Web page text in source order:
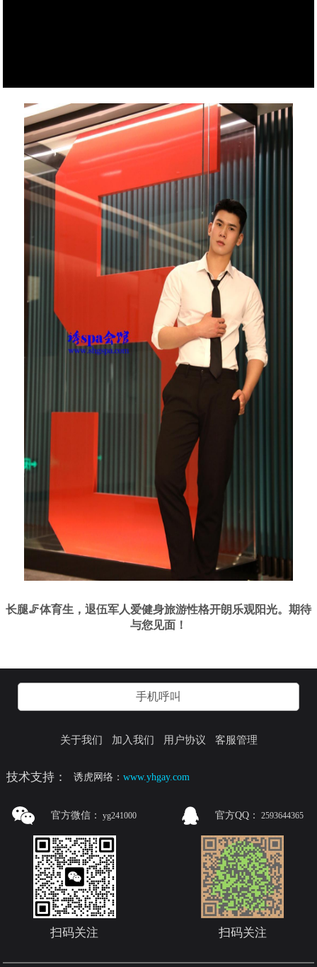
长腿🦵体育生，退伍军人爱健身旅游性格开朗乐观阳光。期待
与您见面！
手机呼叫
关于我们 加入我们 用户协议 客服管理
技术支持： 诱虎网络：www.yhgay.com
官方微信： yg241000
扫码关注
官方QQ： 2593644365
扫码关注